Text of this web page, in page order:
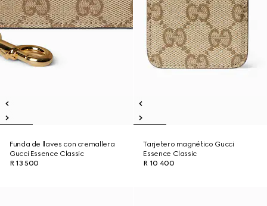
Funda de llaves con cremallera
Gucci Essence Classic
R 13 500
Tarjetero magnético Gucci
Essence Classic
R 10 400